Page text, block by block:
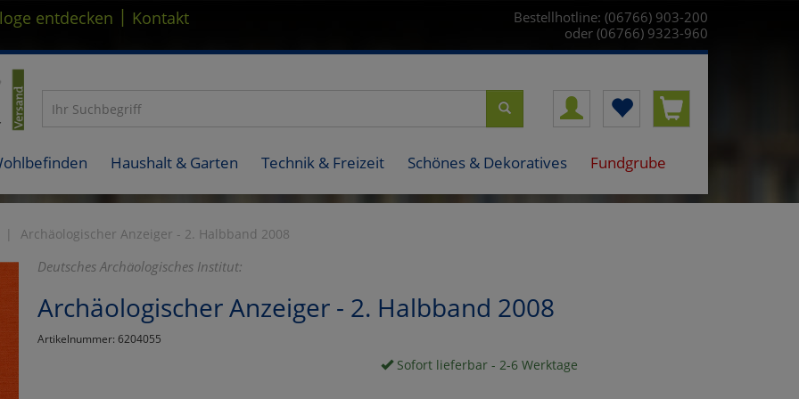
entdecken | Kontakt
Bestellhotline: (06766) 903-200
oder (06766) 9323-960
Haushalt & Garten Technik & Freizeit Schönes & Dekoratives Fundgrube
Archäologischer Anzeiger - 2. Halbband 2008
Deutsches Archäologisches Institut:
Archäologischer Anzeiger - 2. Halbband 2008
Artikelnummer: 6204055
Sofort lieferbar - 2-6 Werktage